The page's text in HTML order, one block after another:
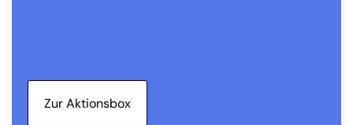
Zur Aktionsbox